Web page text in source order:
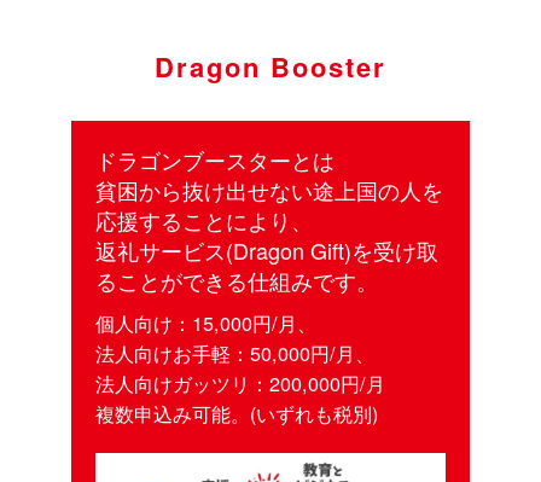
Dragon Booster
ドラゴンブースターとは
貧困から抜け出せない途上国の人を
応援することにより、
返礼サービス(Dragon Gift)を受け取
ることができる仕組みです。
個人向け：15,000円/月、
法人向けお手軽：50,000円/月、
法人向けガッツリ：200,000円/月
複数申込み可能。(いずれも税別)